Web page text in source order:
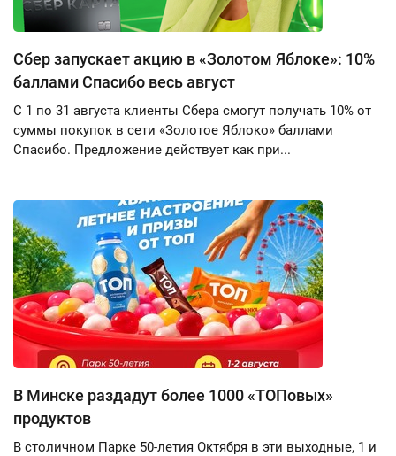
Сбер запускает акцию в «Золотом Яблоке»: 10%
баллами Спасибо весь август
С 1 по 31 августа клиенты Сбера смогут получать 10% от
суммы покупок в сети «Золотое Яблоко» баллами
Спасибо. Предложение действует как при...
В Минске раздадут более 1000 «ТОПовых»
продуктов
В столичном Парке 50-летия Октября в эти выходные, 1 и